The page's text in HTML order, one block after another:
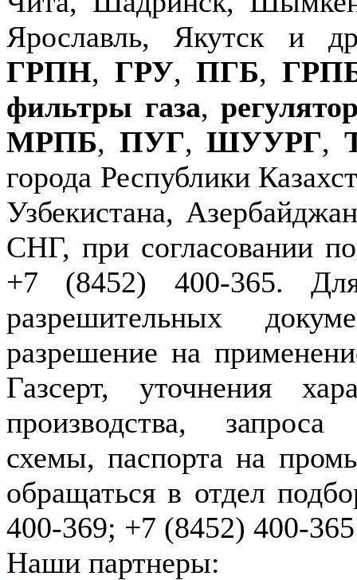
Ярославль, Якутск и
ГРПН, ГРУ,ПГБ,
фильтры газа,
МРПБ, ПУГ,ШУУРГ,
города Республики
Узбекистана,
СНГ, при согласовании
+7 (8452) 400-365.
разрешительных
разрешение на
Газсерт, уточнения
производства,
схемы, паспорта на
обращаться в отдел
400-369; +7 (8452) 400-365
Наши партнеры: